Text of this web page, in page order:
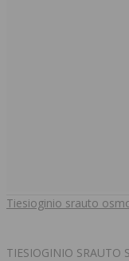
Tiesioginio srauto
TIESIOGINIO SRAUTO